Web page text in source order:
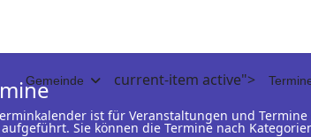
Gemeinde current-item active">
ist für Veranstaltungen und
Sie können die Termine nach